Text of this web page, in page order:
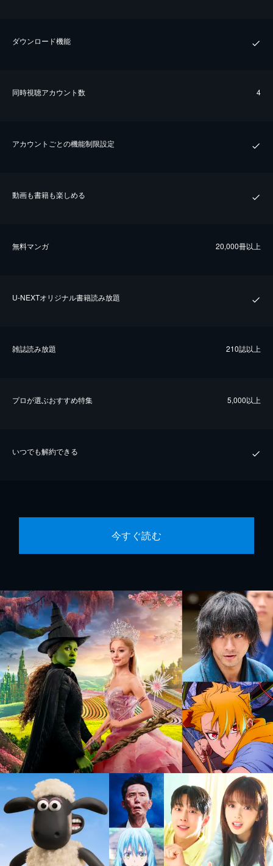
ダウンロード機能
同時視聴アカウント数 4
アカウントごとの機能制限設定
動画も書籍も楽しめる
無料マンガ 20,000冊以上
U-NEXTオリジナル書籍読み放題
雑誌読み放題 210誌以上
プロが選ぶおすすめ特集 5,000以上
いつでも解約できる
今すぐ読む